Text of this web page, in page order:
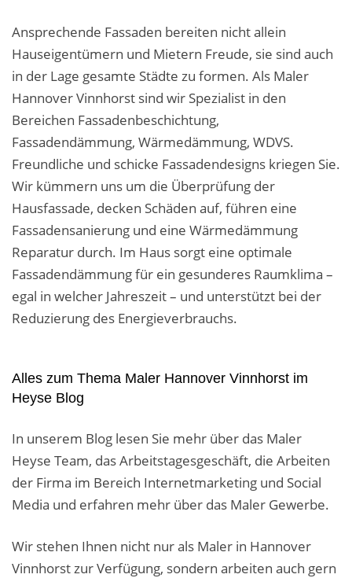
Ansprechende Fassaden bereiten nicht allein
Hauseigentümern und Mietern Freude, sie sind auch
in der Lage gesamte Städte zu formen. Als Maler
Hannover Vinnhorst sind wir Spezialist in den
Bereichen Fassadenbeschichtung,
Fassadendämmung, Wärmedämmung, WDVS.
Freundliche und schicke Fassadendesigns kriegen Sie.
Wir kümmern uns um die Überprüfung der
Hausfassade, decken Schäden auf, führen eine
Fassadensanierung und eine Wärmedämmung
Reparatur durch. Im Haus sorgt eine optimale
Fassadendämmung für ein gesunderes Raumklima –
egal in welcher Jahreszeit – und unterstützt bei der
Reduzierung des Energieverbrauchs.
Alles zum Thema Maler Hannover Vinnhorst im
Heyse Blog
In unserem Blog lesen Sie mehr über das Maler
Heyse Team, das Arbeitstagesgeschäft, die Arbeiten
der Firma im Bereich Internetmarketing und Social
Media und erfahren mehr über das Maler Gewerbe.
Wir stehen Ihnen nicht nur als Maler in Hannover
Vinnhorst zur Verfügung, sondern arbeiten auch gern